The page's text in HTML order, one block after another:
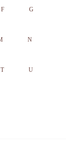
F G
N
T U